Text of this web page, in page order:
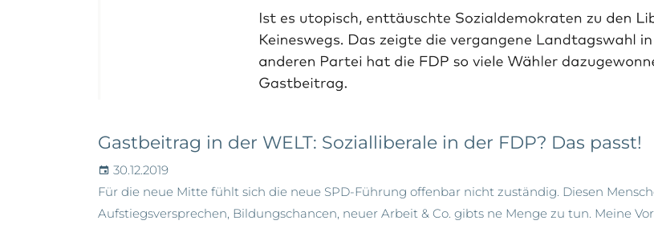
Gastbeitrag in der WELT: Sozialliberale in der FDP? Das passt!
30.12.2019
Für die neue Mitte fühlt sich die neue SPD-Führung offenbar nicht zuständig. Diesen
Aufstiegsversprechen, Bildungschancen, neuer Arbeit & Co. gibts ne Menge zu tun. Meine